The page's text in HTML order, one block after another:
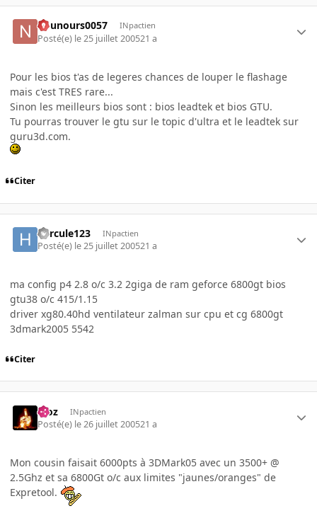
nounours0057 INpactien
Posté(e) le 25 juillet 200521 a
Pour les bios t'as de legeres chances de louper le flashage
mais c'est TRES rare...
Sinon les meilleurs bios sont : bios leadtek et bios GTU.
Tu pourras trouver le gtu sur le topic d'ultra et le leadtek sur
guru3d.com.
Citer
hercule123 INpactien
Posté(e) le 25 juillet 200521 a
ma config p4 2.8 o/c 3.2 2giga de ram geforce 6800gt bios
gtu38 o/c 415/1.15
driver xg80.40hd ventilateur zalman sur cpu et cg 6800gt
3dmark2005 5542
Citer
Moz INpactien
Posté(e) le 26 juillet 200521 a
Mon cousin faisait 6000pts à 3DMark05 avec un 3500+ @
2.5Ghz et sa 6800Gt o/c aux limites "jaunes/oranges" de
Expretool.